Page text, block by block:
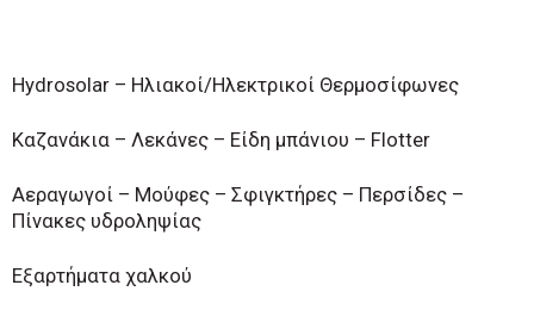
Hydrosolar – Ηλιακοί/Ηλεκτρικοί Θερμοσίφωνες
Καζανάκια – Λεκάνες – Είδη μπάνιου – Flotter
Αεραγωγοί – Μούφες – Σφιγκτήρες – Περσίδες –
Πίνακες υδροληψίας
Εξαρτήματα χαλκού